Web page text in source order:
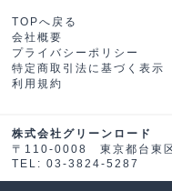
TOPへ戻る
会社概要
プライバシーポリシー
特定商取引法に基づく表示
利用規約
株式会社グリーンロード
〒110-0008 東京都台東
TEL: 03-3824-5287